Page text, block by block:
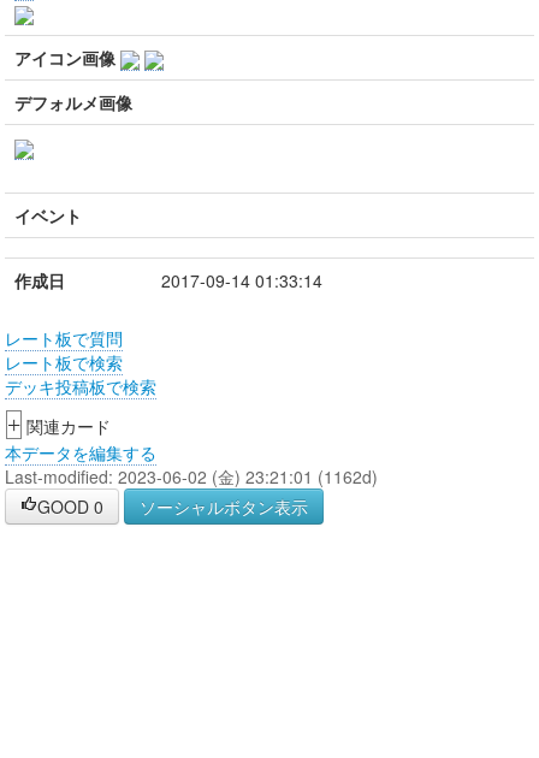
アイコン画像
デフォルメ画像
イベント
作成日 2017-09-14 01:33:14
レート板で質問
レート板で検索
デッキ投稿板で検索
+ 関連カード
本データを編集する
Last-modified: 2023-06-02 (金) 23:21:01 (1162d)
GOOD 0 ソーシャルボタン表示